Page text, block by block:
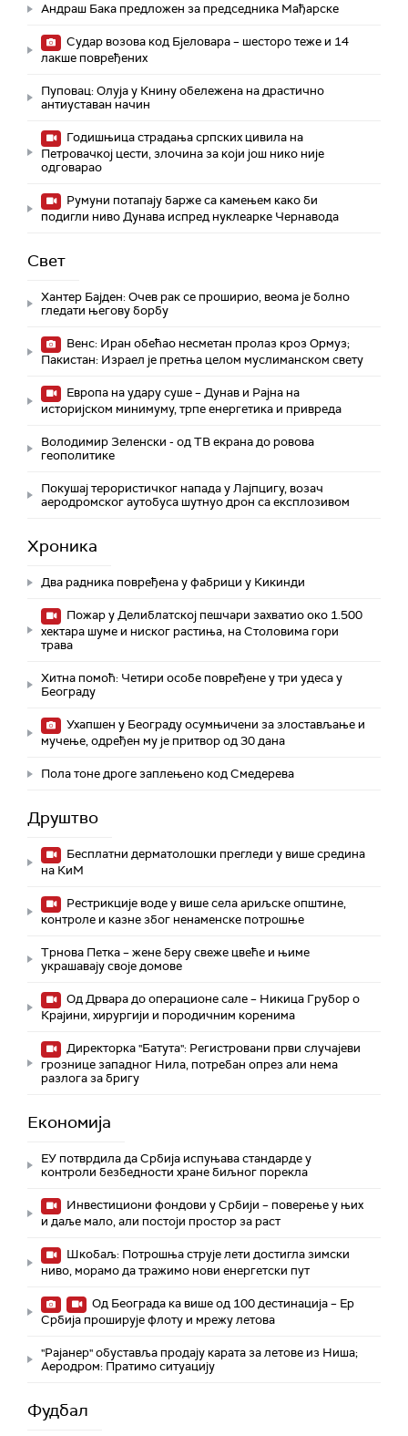
Андраш Бакa предложен за председника Мађарске
Судар возова код Бјеловара – шесторо теже и 14
лакше повређених
Пуповац: Олуја у Книну обележена на драстично
антиуставан начин
Годишњица страдања српских цивила на
Петровачкој цести, злочина за који још нико није
одговарао
Румуни потапају барже са камењем како би
подигли ниво Дунава испред нуклеарке Чернавода
Свет
Хантер Бајден: Очев рак се проширио, веома је болно
гледати његову борбу
Венс: Иран обећао несметан пролаз кроз Ормуз;
Пакистан: Израел је претња целом муслиманском свету
Европа на удару суше – Дунав и Рајна на
историјском минимуму, трпе енергетика и привреда
Володимир Зеленски - од ТВ екрана до ровова
геополитике
Покушај терористичког напада у Лајпцигу, возач
аеродромског аутобуса шутнуо дрон са експлозивом
Хроника
Два радника повређена у фабрици у Кикинди
Пожар у Делиблатској пешчари захватио око 1.500
хектара шуме и ниског растиња, на Столовима гори
трава
Хитна помоћ: Четири особе повређене у три удеса у
Београду
Ухапшен у Београду осумњичени за злостављање и
мучење, одређен му је притвор од 30 дана
Пола тоне дроге заплењено код Смедерева
Друштво
Бесплатни дерматолошки прегледи у више средина
на КиМ
Рестрикције воде у више села ариљске општине,
контроле и казне због ненаменске потрошње
Трнова Петка – жене беру свеже цвеће и њиме
украшавају своје домове
Од Дрвара до операционе сале – Никица Грубор о
Крајини, хирургији и породичним коренима
Директорка "Батута": Регистровани први случајеви
грознице западног Нила, потребан опрез али нема
разлога за бригу
Економија
ЕУ потврдила да Србија испуњава стандарде у
контроли безбедности хране биљног порекла
Инвестициони фондови у Србији – поверење у њих
и даље мало, али постоји простор за раст
Шкобаљ: Потрошња струје лети достигла зимски
ниво, морамо да тражимо нови енергетски пут
Од Београда ка више од 100 дестинација – Ер
Србија проширује флоту и мрежу летова
"Рајанер" обуставља продају карата за летове из Ниша;
Аеродром: Пратимо ситуацију
Фудбал